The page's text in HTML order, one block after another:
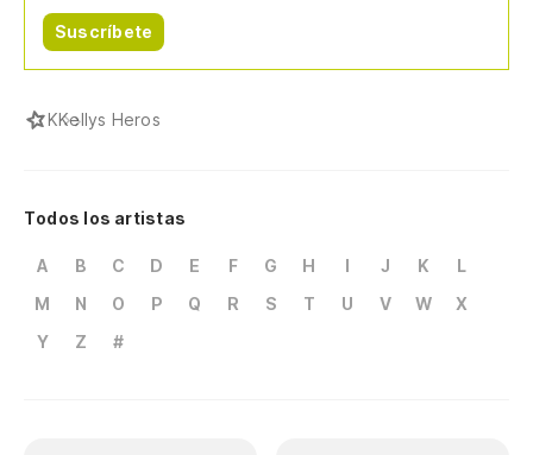
Suscríbete
KKellys Heros
Todos los artistas
A B C D E F G H I J K
L
M
N O P Q R S T U V W
X
Y
Z #